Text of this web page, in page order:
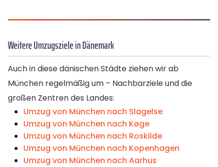
Weitere Umzugsziele in Dänemark
Auch in diese dänischen Städte ziehen wir ab
München regelmäßig um – Nachbarziele und die
großen Zentren des Landes:
Umzug von München nach Slagelse
Umzug von München nach Køge
Umzug von München nach Roskilde
Umzug von München nach Kopenhagen
Umzug von München nach Aarhus